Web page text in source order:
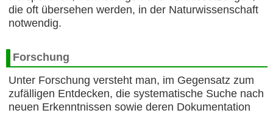
die oft übersehen werden, in der Naturwissenschaft
notwendig.
Forschung
Unter Forschung versteht man, im Gegensatz zum
zufälligen Entdecken, die systematische Suche nach
neuen Erkenntnissen sowie deren Dokumentation